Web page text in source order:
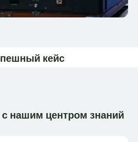
кейс
нашим центром знаний